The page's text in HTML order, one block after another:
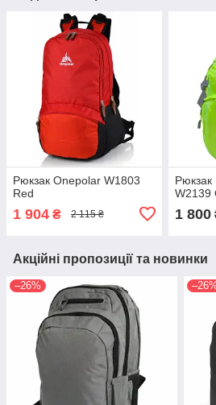
Рюкзак Onepolar W1803
Red
1 904 ₴ 2 115 ₴
W2139
1 800
Акційні пропозиції та новинки
–26%